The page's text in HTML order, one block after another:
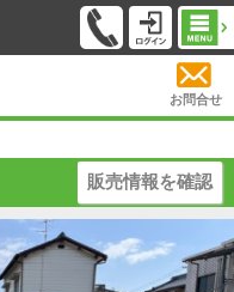
お問合せ
販売情報を確認